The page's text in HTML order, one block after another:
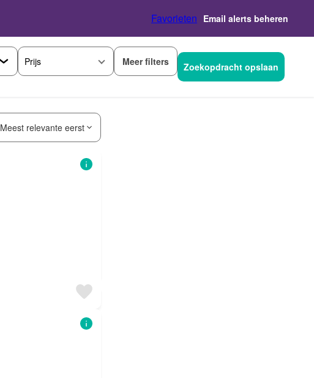
Favorieten Email alerts beheren
Prijs Meer filters Zoekopdracht opslaan
Meest relevante eerst